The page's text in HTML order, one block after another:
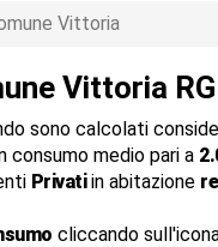
Vittoria
Vittoria RG
sono calcolati
consumo medio pari a
Privatiin abitazione
cliccando